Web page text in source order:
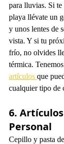
para lluvias. Si
playa llévate un
y unos lentes de
vista. Y si tu
frío, no olvides
térmica.
artículos que
cualquier tipo de
6.
Personal
Cepillo y pasta